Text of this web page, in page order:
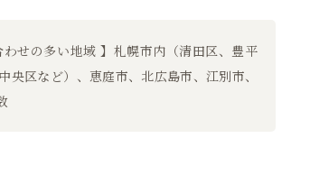
わせの多い地域 】札幌市内（清田区、豊平
央区など）、恵庭市、北広島市、江別市、